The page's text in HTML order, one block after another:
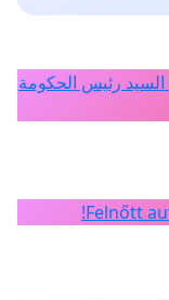
رئيس الحكومة
Felnőtt